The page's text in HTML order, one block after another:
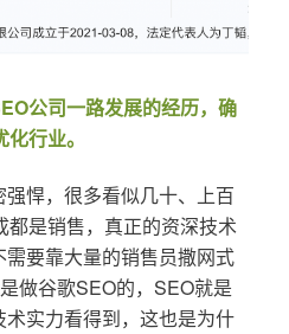
公司一路发展的经历，确
行业。
悍，很多看似几十、上百
都是销售，真正的资深技术
要靠大量的销售员撒网式
做谷歌SEO的，SEO就是
实力看得到，这也是为什